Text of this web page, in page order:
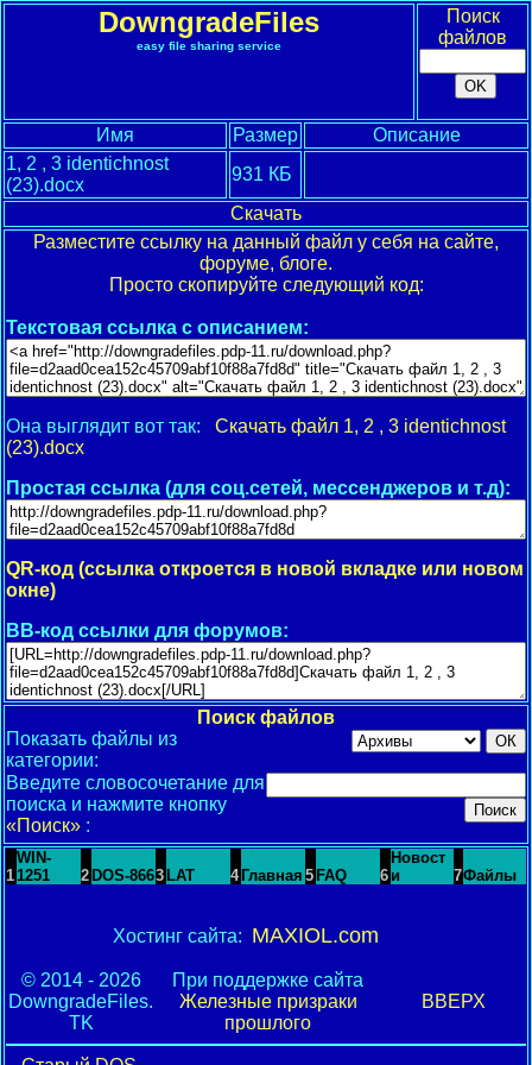
DowngradeFiles
easy file sharing service
Поиск
файлов
Имя Размер
Описание
1, 2 , 3 identichnost
(23).docx
931 КБ
Скачать
Разместите ссылку на данный файл у себя на сайте,
форуме, блоге.
Просто скопируйте следующий код:
Текстовая ссылка с описанием:
Она выглядит вот так: Скачать файл 1, 2 , 3 identichnost
(23).docx
Простая ссылка (для соц.сетей, мессенджеров и т.д):
QR-код (ссылка откроется в новой вкладке или новом
окне)
BB-код ссылки для форумов:
Поиск файлов
Показать файлы из
категории:
Введите словосочетание для
поиска и нажмите кнопку
«Поиск» :
1
WIN-
1251
2 DOS-8663 LAT 4 Главная 5 FAQ 6
Новост
и
7Файлы
Хостинг сайта: MAXIOL.com
© 2014 - 2026
DowngradeFiles.
TK
При поддержке сайта
Железные призраки
прошлого
ВВЕРХ